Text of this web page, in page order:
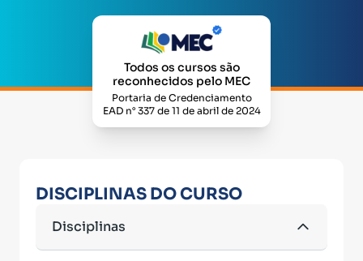
Todos os cursos são
reconhecidos pelo MEC
Portaria de Credenciamento
EAD n° 337 de 11 de abril de 2024
DISCIPLINAS DO CURSO
Disciplinas